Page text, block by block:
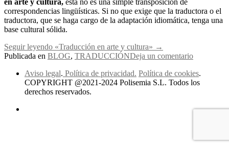
correspondencias lingüísticas. Si no que exige que la traductora o el
traductora, que se haga cargo de la adaptación idiomática, tenga una
base cultural sólida.
Seguir leyendo «Traducción en arte y cultura» →
Publicada en BLOG, TRADUCCIÓNDeja un comentario
Aviso legal. Política de privacidad. Política de cookies.
COPYRIGHT @2021-2024 Polisemia S.L. Todos los
derechos reservados.